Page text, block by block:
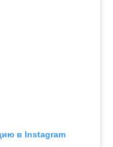
в Instagram